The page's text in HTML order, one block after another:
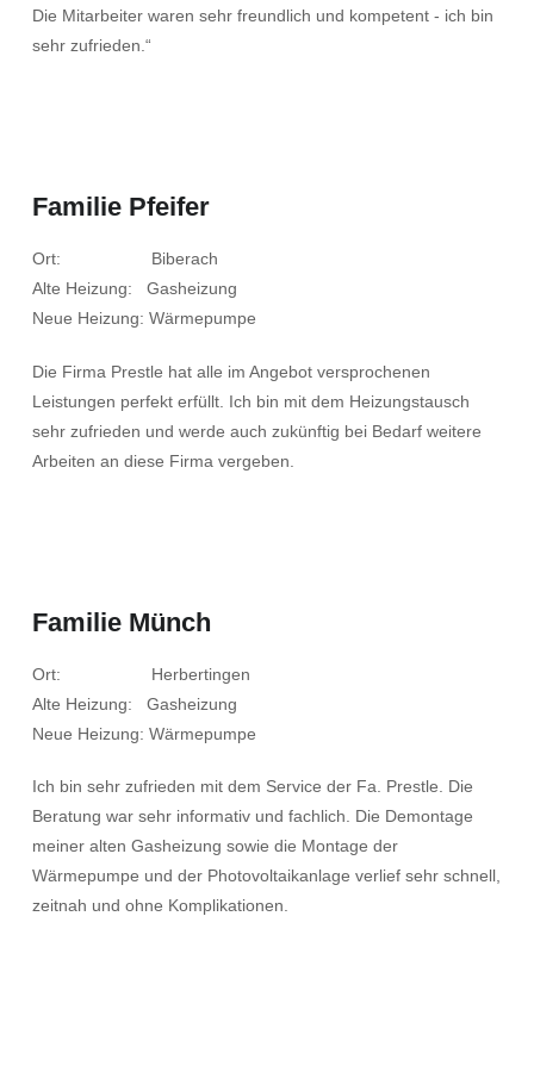
Die Mitarbeiter waren sehr freundlich und kompetent - ich bin
sehr zufrieden.“
Familie Pfeifer
Ort: Biberach
Alte Heizung: Gasheizung
Neue Heizung: Wärmepumpe
Die Firma Prestle hat alle im Angebot versprochenen
Leistungen perfekt erfüllt. Ich bin mit dem Heizungstausch
sehr zufrieden und werde auch zukünftig bei Bedarf weitere
Arbeiten an diese Firma vergeben.
Familie Münch
Ort: Herbertingen
Alte Heizung: Gasheizung
Neue Heizung: Wärmepumpe
Ich bin sehr zufrieden mit dem Service der Fa. Prestle. Die
Beratung war sehr informativ und fachlich. Die Demontage
meiner alten Gasheizung sowie die Montage der
Wärmepumpe und der Photovoltaikanlage verlief sehr schnell,
zeitnah und ohne Komplikationen.